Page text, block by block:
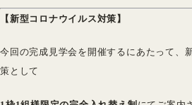
【新型コロナウイルス対策】
今回の完成見学会を開催するにあたって、
策として